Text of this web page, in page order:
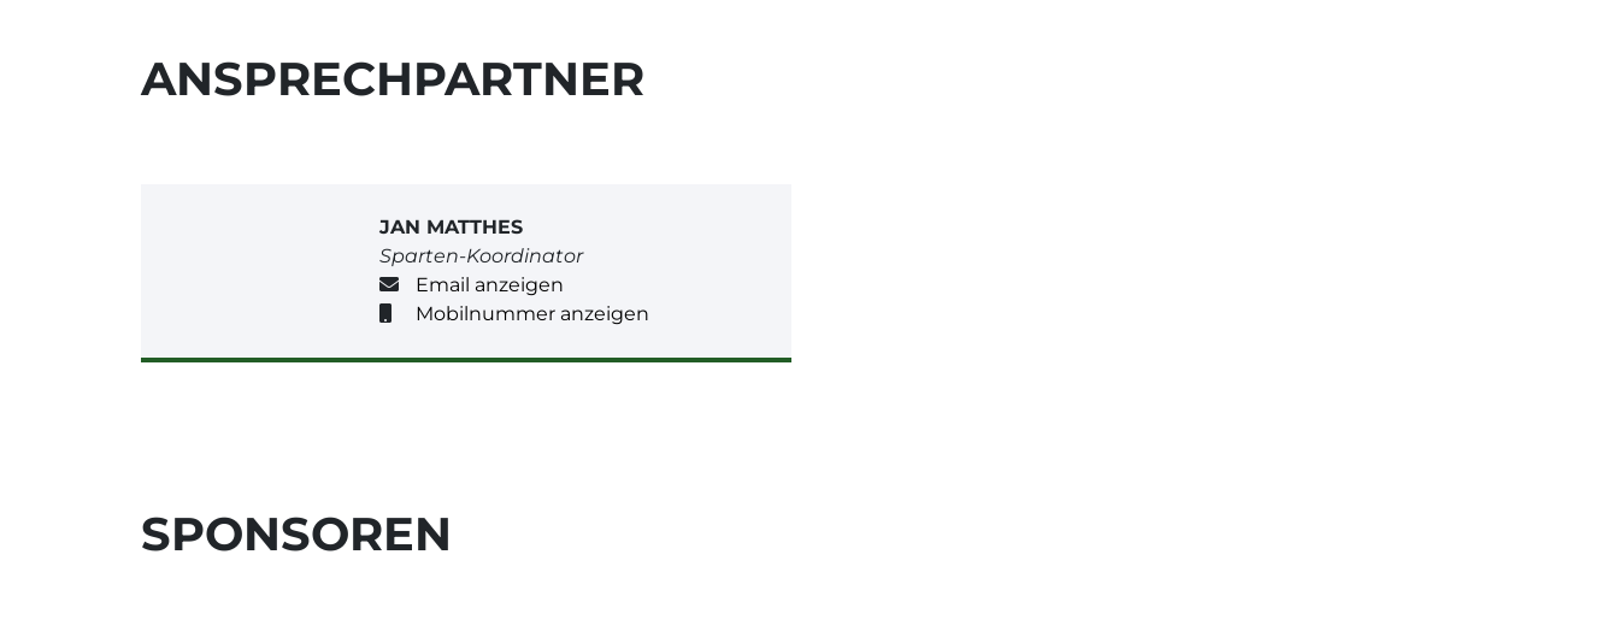
ANSPRECHPARTNER
JAN MATTHES
Sparten-Koordinator
Email anzeigen
Mobilnummer anzeigen
SPONSOREN